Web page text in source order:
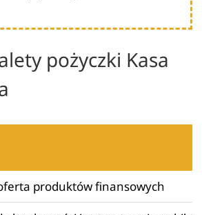
pożyczki Kasa
produktów finansowych